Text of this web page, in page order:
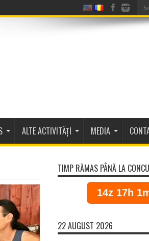
ALTE ACTIVITĂȚI MEDIA
TIMP RĂMAS PÂNĂ LA
14z 17h
22 AUGUST 2026